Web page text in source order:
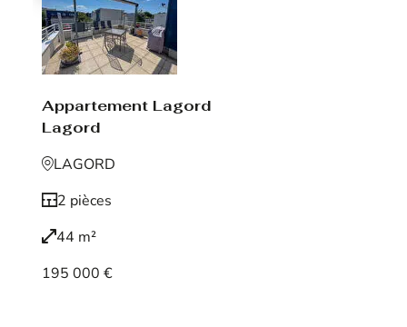
Appartement Lagord
Lagord
LAGORD
2 pièces
44 m²
195 000 €